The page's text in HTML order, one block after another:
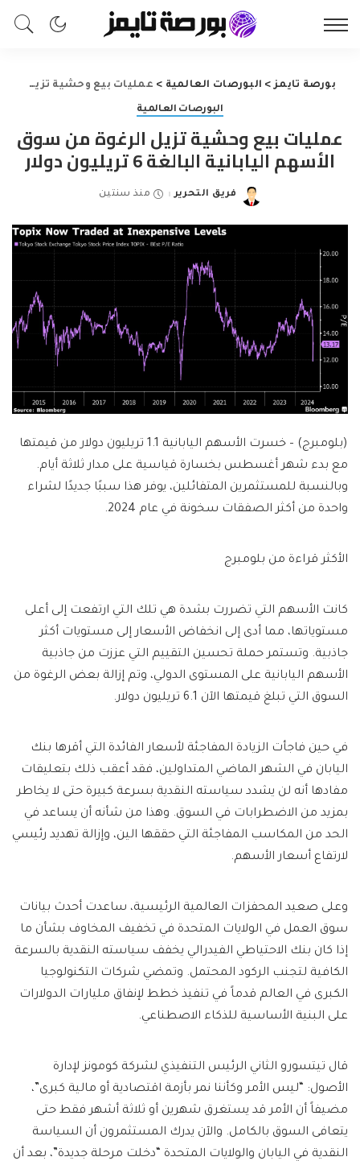
بورصة تايمز> البورصات العالمية > عمليات بيع وحشية تزيل الرغوة من سوق الأسهم اليابانية البالغة 6 تريليون دولار
البورصات العالمية
عمليات بيع وحشية تزيل الرغوة من سوق
الأسهم اليابانية البالغة 6 تريليون دولار
Posted
فريق التحرير منذ سنتين
(بلومبرج) – خسرت الأسهم اليابانية 1.1 تريليون دولار من قيمتها
مع بدء شهر أغسطس بخسارة قياسية على مدار ثلاثة أيام.
وبالنسبة للمستثمرين المتفائلين، يوفر هذا سببًا جديدًا لشراء
واحدة من أكثر الصفقات سخونة في عام 2024.
الأكثر قراءة من بلومبرج
كانت الأسهم التي تضررت بشدة هي تلك التي ارتفعت إلى أعلى
مستوياتها، مما أدى إلى انخفاض الأسعار إلى مستويات أكثر
جاذبية. وتستمر حملة تحسين التقييم التي عززت من جاذبية
الأسهم اليابانية على المستوى الدولي، وتم إزالة بعض الرغوة من
السوق التي تبلغ قيمتها الآن 6.1 تريليون دولار.
في حين فاجأت الزيادة المفاجئة لأسعار الفائدة التي أقرها بنك
اليابان في الشهر الماضي المتداولين، فقد أعقب ذلك بتعليقات
مفادها أنه لن يشدد سياسته النقدية بسرعة كبيرة حتى لا يخاطر
بمزيد من الاضطرابات في السوق. وهذا من شأنه أن يساعد في
الحد من المكاسب المفاجئة التي حققها الين، وإزالة تهديد رئيسي
لارتفاع أسعار الأسهم.
وعلى صعيد المحفزات العالمية الرئيسية، ساعدت أحدث بيانات
سوق العمل في الولايات المتحدة في تخفيف المخاوف بشأن ما
إذا كان بنك الاحتياطي الفيدرالي يخفف سياسته النقدية بالسرعة
الكافية لتجنب الركود المحتمل. وتمضي شركات التكنولوجيا
الكبرى في العالم قدماً في تنفيذ خطط لإنفاق مليارات الدولارات
على البنية الأساسية للذكاء الاصطناعي.
قال تيتسورو الثاني الرئيس التنفيذي لشركة كومونز لإدارة
الأصول: “ليس الأمر وكأننا نمر بأزمة اقتصادية أو مالية كبرى”،
مضيفاً أن الأمر قد يستغرق شهرين أو ثلاثة أشهر فقط حتى
يتعافى السوق بالكامل. والآن يدرك المستثمرون أن السياسة
النقدية في اليابان والولايات المتحدة “دخلت مرحلة جديدة”، بعد أن